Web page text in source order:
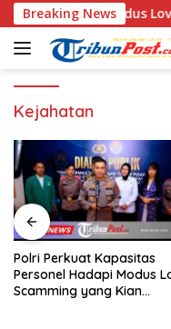
Langsung
ke
konten
Breaking News
Modus Love
Kejahatan
Polri Kerahkan 372 Taruna
Akpol Dampingi Siswa di
Sekolah Rakyat Bersama